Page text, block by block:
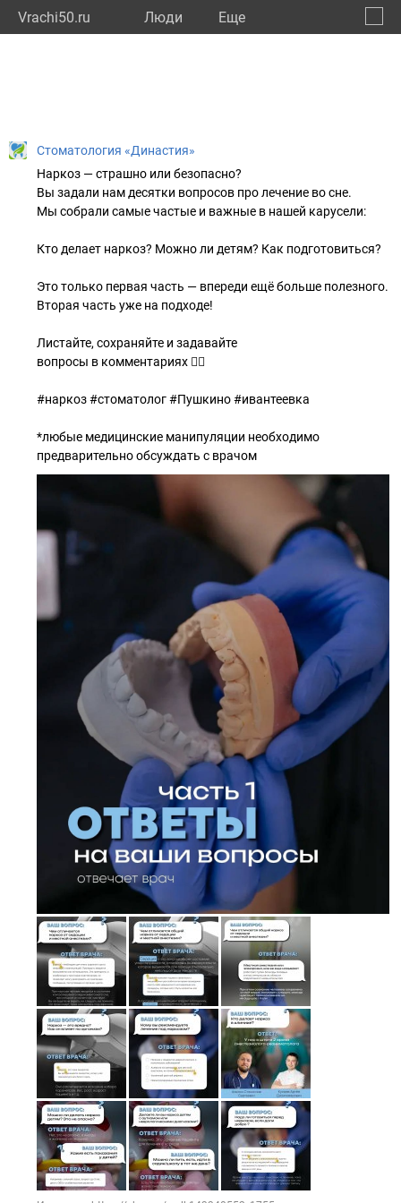
Vrachi50.ru Люди Eще
Стоматология «Династия»
Наркоз — страшно или безопасно?
Вы задали нам десятки вопросов про лечение во сне.
Мы собрали самые частые и важные в нашей карусели:
Кто делает наркоз? Можно ли детям? Как подготовиться?
Это только первая часть — впереди ещё больше полезного.
Вторая часть уже на подходе!
Листайте, сохраняйте и задавайте
вопросы в комментариях 👇🏻
#наркоз #стоматолог #Пушкино #ивантеевка
*любые медицинские манипуляции необходимо
предварительно обсуждать с врачом